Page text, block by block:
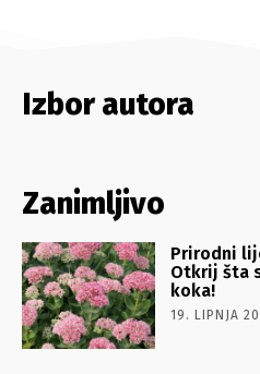
Izbor autora
Zanimljivo
Prirodni
Otkrij šta
koka!
19. LIPNJA